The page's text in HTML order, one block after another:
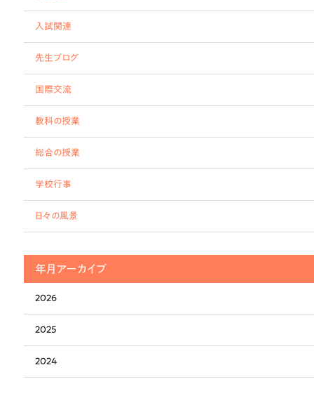
入試関連
先生ブログ
国際交流
教科の授業
総合の授業
学校行事
日々の風景
年月アーカイブ
2026
2025
2024